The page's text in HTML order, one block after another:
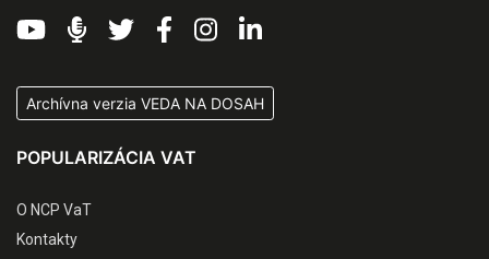
Archívna verzia VEDA NA DOSAH
POPULARIZÁCIA VAT
O NCP VaT
Kontakty